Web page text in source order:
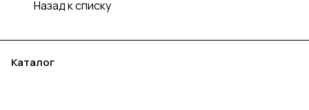
Назад к списку
Каталог